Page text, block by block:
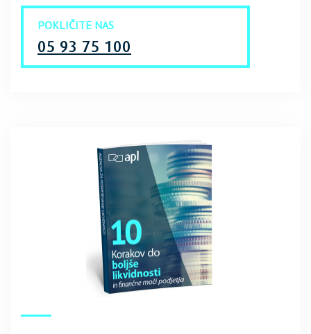
POKLIČITE NAS
05 93 75 100